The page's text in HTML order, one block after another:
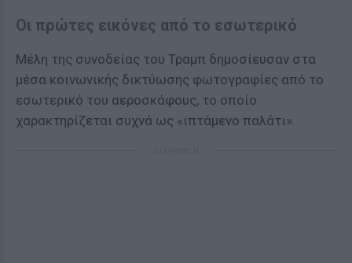
Οι πρώτες εικόνες από το εσωτερικό
Μέλη της συνοδείας του Τραμπ δημοσίευσαν στα
μέσα κοινωνικής δικτύωσης φωτογραφίες από το
εσωτερικό του αεροσκάφους, το οποίο
χαρακτηρίζεται συχνά ως «ιπτάμενο παλάτι».